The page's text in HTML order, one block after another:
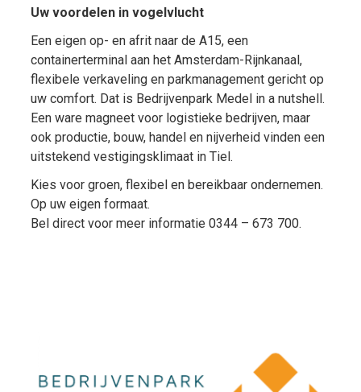
Uw voordelen in vogelvlucht
Een eigen op- en afrit naar de A15, een
containerterminal aan het Amsterdam-Rijnkanaal,
flexibele verkaveling en parkmanagement gericht op
uw comfort. Dat is Bedrijvenpark Medel in a nutshell.
Een ware magneet voor logistieke bedrijven, maar
ook productie, bouw, handel en nijverheid vinden een
uitstekend vestigingsklimaat in Tiel.
Kies voor groen, flexibel en bereikbaar ondernemen.
Op uw eigen formaat.
Bel direct voor meer informatie 0344 – 673 700.